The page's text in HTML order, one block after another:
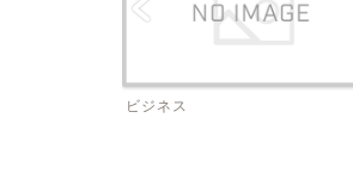
ビジネス